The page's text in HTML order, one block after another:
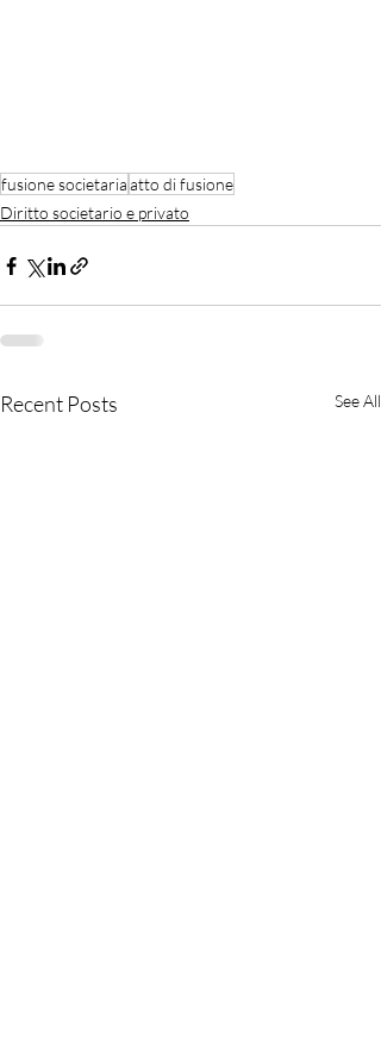
fusione societariaatto di fusione
Diritto societario e privato
Recent Posts See All